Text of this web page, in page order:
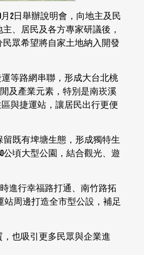
月2日舉辦說明會，向地主及民
、居民及各方專家研議後，
眾希望將自家土地納入開發
等路網串聯，形成大台北桃
及產業元素，特別是南崁溪
與捷運站，讓居民出行更便
既有埤塘生態，形成獨特生
公頃大型公園，結合觀光、遊
進行幸福路打通、南竹路拓
站周邊打造全市型公設，補足
，也吸引更多民眾與企業進